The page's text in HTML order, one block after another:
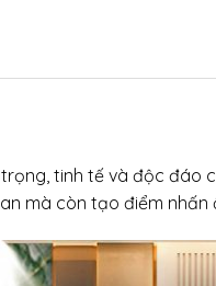
tinh tế và độc đáo
mà còn tạo điểm nhấn